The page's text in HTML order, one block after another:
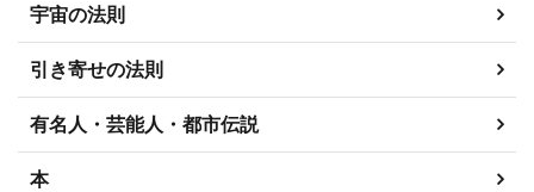
宇宙の法則
引き寄せの法則
有名人・芸能人・都市伝説
本